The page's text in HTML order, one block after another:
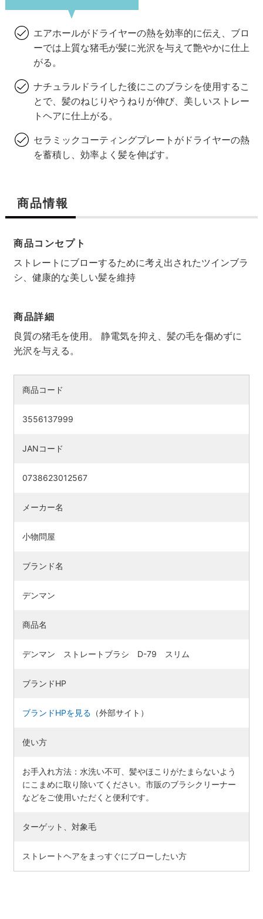
エアホールがドライヤーの熱を効率的に伝え、ブロ
ーでは上質な猪毛が髪に光沢を与えて艶やかに仕上
がる。
ナチュラルドライした後にこのブラシを使用するこ
とで、髪のねじりやうねりが伸び、美しいストレー
トヘアに仕上がる。
セラミックコーティングプレートがドライヤーの熱
を蓄積し、効率よく髪を伸ばす。
商品情報
商品コンセプト
ストレートにブローするために考え出されたツインブラ
シ、健康的な美しい髪を維持
商品詳細
良質の猪毛を使用。 静電気を抑え、髪の毛を傷めずに
光沢を与える。
商品コード
3556137999
JANコード
0738623012567
メーカー名
小物問屋
ブランド名
デンマン
商品名
デンマン ストレートブラシ D-79 スリム
ブランドHP
ブランドHPを見る （外部サイト）
使い方
お手入れ方法：水洗い不可、髪やほこりがたまらないよう
にこまめに取り除いてください。市販のブラシクリーナー
などをご使用いただくと便利です。
ターゲット、対象毛
ストレートヘアをまっすぐにブローしたい方